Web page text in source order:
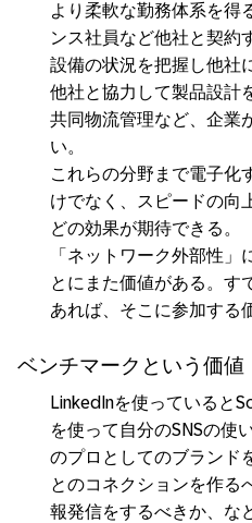
より柔軟な勤務体系を得
ンス社員など他社と契約
設備の状況を把握し他社
他社と協力して製品設計
共同物流管理など、企業
い。
これらの分野まで電子化
けでなく、スピードの向
どの効果が期待できる。
「ネットワーク外部性」
とにまた価値がある。す
あれば、そこに参加する
ベンチマークという価値
LinkedInを使っていると
を使って自分のSNSの使
のプロとしてのブランド
とのコネクションを作る
報発信をするべきか、な